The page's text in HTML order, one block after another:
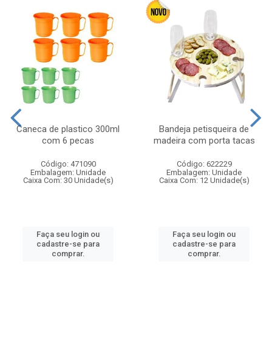
Caneca de plastico 300ml
com 6 pecas
Código: 471090
Embalagem: Unidade
Caixa Com: 30 Unidade(s)
Faça seu login ou
cadastre-se para
comprar.
Bandeja petisqueira de
madeira com porta tacas
Código: 622229
Embalagem: Unidade
Caixa Com: 12 Unidade(s)
Faça seu login ou
cadastre-se para
comprar.